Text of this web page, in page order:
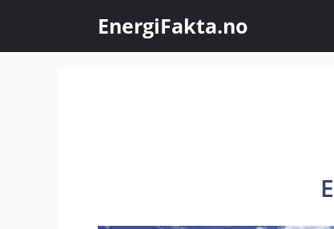
EnergiFakta.no